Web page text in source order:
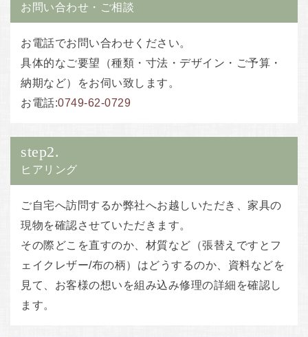
お問い合わせ・ご相談
お電話でお問い合わせください。
具体的なご要望（種類・寸法・デザイン・ご予算・
納期など）をお伺い致します。
お電話:0749-62-0729
step2.
ヒアリング
ご自宅へ訪問するか弊社へお越しいただき、家具の
現物を確認させていただきます。
その際どこを直すのか、材質など（張替えですとフ
ェイクレザー/布の柄）はどうするのか、資料などを
見て、お客様の想いを組み込み修理の詳細を確認し
ます。